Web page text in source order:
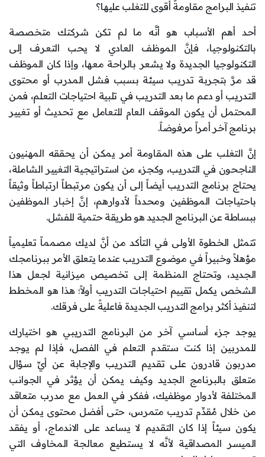
تنفيذ البرامج مقاومةً أقوى للتغلب عليها؟
أحد أهم الأسباب هو أنَّه ما لم تكن شركتك متخصصة
بالتكنولوجيا، فإنَّ الموظف العادي لا يحب التعرف إلى
التكنولوجيا الجديدة ولا يشعر بالراحة معها، وإذا كان الموظف
قد مرَّ بتجربة تدريب سيئة بسبب فشل المدرب أو محتوى
التدريب أو دعم ما بعد التدريب في تلبية احتياجات التعلم، فمن
المحتمل أن يكون الموقف العام للتعامل مع تحديث أو تغيير
برنامج آخر أمراً مرفوضاً.
إنَّ التغلب على هذه المقاومة أمر يمكن أن يحققه المهنيون
الناجحون في التدريب، وكجزء من استراتيجية التغيير الشاملة،
يحتاج برنامج التدريب أيضاً إلى أن يكون مرتبطاً ارتباطاً وثيقاً
باحتياجات الموظفين ومحدداً لأدوارهم، إنَّ إخبار الموظفين
ببساطة عن البرنامج الجديد هو طريقة حتمية للفشل.
تتمثل الخطوة الأولى في التأكد من أنَّ لديك مصمماً تعليمياً
مؤهلاً وخبيراً في موضوع التدريب عندما يتعلق الأمر ببرنامجك
الجديد، وتحتاج المنظمة إلى تخصيص ميزانية لجعل هذا
الشخص يكمل تقييم احتياجات التدريب أولاً؛ هذا هو المخطط
لتنفيذ أكثر برامج التدريب الجديدة فاعليةً على فرقك.
يوجد جزء أساسي آخر من البرنامج التدريبي هو اختيارك
للمدربين إذا كنت ستقدم التعلم في الفصل، فإذا لم يوجد
مدربون قادرون على تقديم التدريب والإجابة عن أيِّ سؤال
متعلق بالبرنامج الجديد وكيف يمكن أن يؤثر في الجوانب
المختلفة لأدوار موظفيك، ففكر في العمل مع مدرب متعاقد
من خلال مُقدِّم تدريب متمرس، حتى أفضل محتوى يمكن أن
يكون سيئاً إذا كان التقديم لا يساعد على الاندماج، أو يفقد
الميسر المصداقية لأنَّه لا يستطيع معالجة المخاوف التي